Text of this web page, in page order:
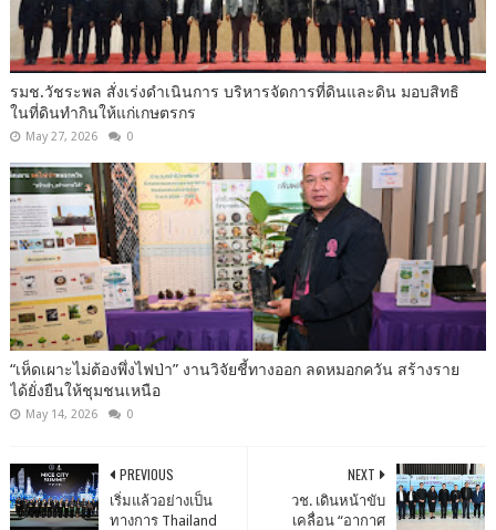
รมช.วัชระพล สั่งเร่งดำเนินการ บริหารจัดการที่ดินและดิน มอบสิทธิ
ในที่ดินทำกินให้แก่เกษตรกร
May 27, 2026 0
“เห็ดเผาะไม่ต้องพึ่งไฟป่า” งานวิจัยชี้ทางออก ลดหมอกควัน สร้างราย
ได้ยั่งยืนให้ชุมชนเหนือ
May 14, 2026 0
NEXT
วช. เดินหน้าขับ
เคลื่อน “อากาศ
PREVIOUS
เริ่มแล้วอย่างเป็น
ทางการ Thailand